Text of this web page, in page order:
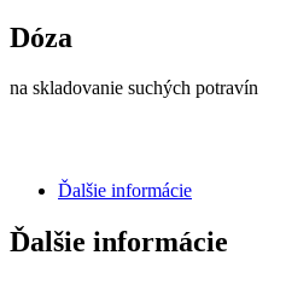
Dóza
na skladovanie suchých potravín
Ďalšie informácie
Ďalšie informácie